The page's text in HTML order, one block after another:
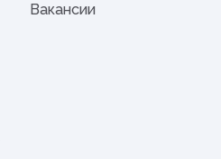
Вакансии